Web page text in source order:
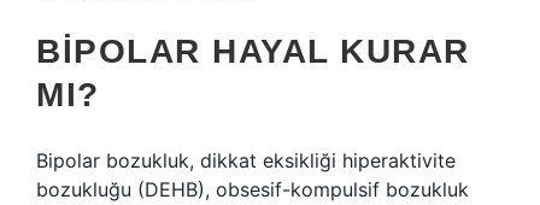
BIPOLAR HAYAL KURAR
MI?
Bipolar bozukluk, dikkat eksikliği hiperaktivite
bozukluğu (DEHB), obsesif-kompulsif bozukluk